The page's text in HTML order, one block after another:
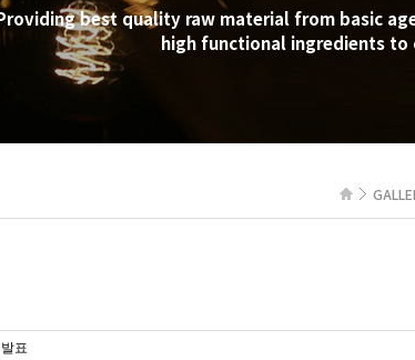
best quality raw material from basic
high functional ingredients to
표